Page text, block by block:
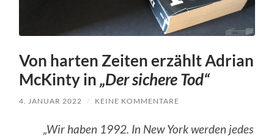
Von harten Zeiten erzählt Adrian
McKinty in„Der sichere Tod“
4. JANUAR 2022 / KEINE KOMMENTARE
„Wir haben 1992. In New York werden jedes